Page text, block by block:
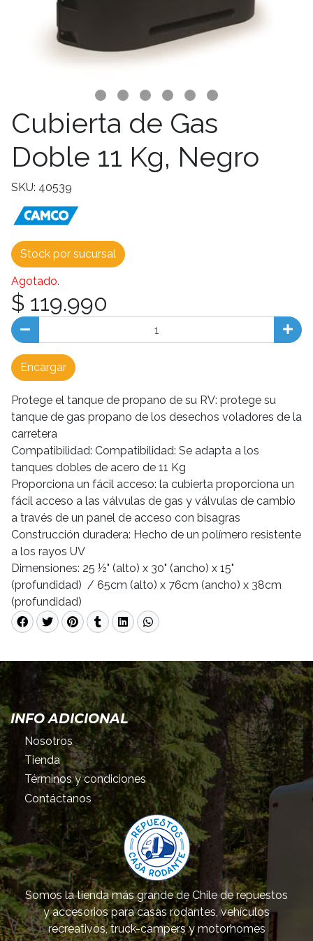
Cubierta de Gas
Doble 11 Kg, Negro
SKU: 40539
Stock por sucursal
Agotado.
$ 119.990
Encargar
Protege el tanque de propano de su RV: protege su
tanque de gas propano de los desechos voladores de la
carretera
Compatibilidad: Compatibilidad: Se adapta a los
tanques dobles de acero de 11 Kg
Proporciona un fácil acceso: la cubierta proporciona un
fácil acceso a las válvulas de gas y válvulas de cambio
a través de un panel de acceso con bisagras
Construcción duradera: Hecho de un polímero resistente
a los rayos UV
Dimensiones: 25 ½" (alto) x 30" (ancho) x 15"
(profundidad) / 65cm (alto) x 76cm (ancho) x 38cm
(profundidad)
INFO ADICIONAL
Nosotros
Tienda
Términos y condiciones
Contáctanos
Somos la tienda más grande de Chile de repuestos
y accesorios para casas rodantes, vehículos
recreativos, truck-campers y motorhomes